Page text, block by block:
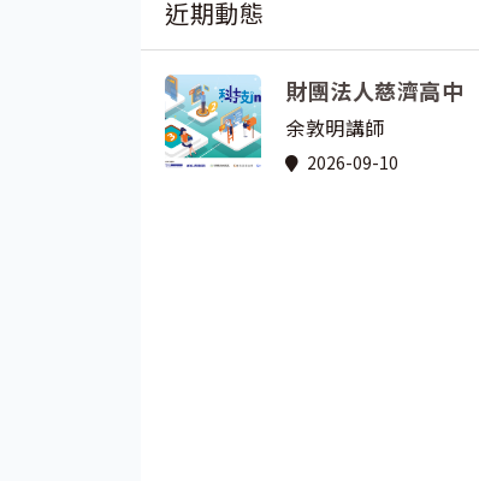
近期動態
財團法人慈濟高中
余敦明講師
2026-09-10